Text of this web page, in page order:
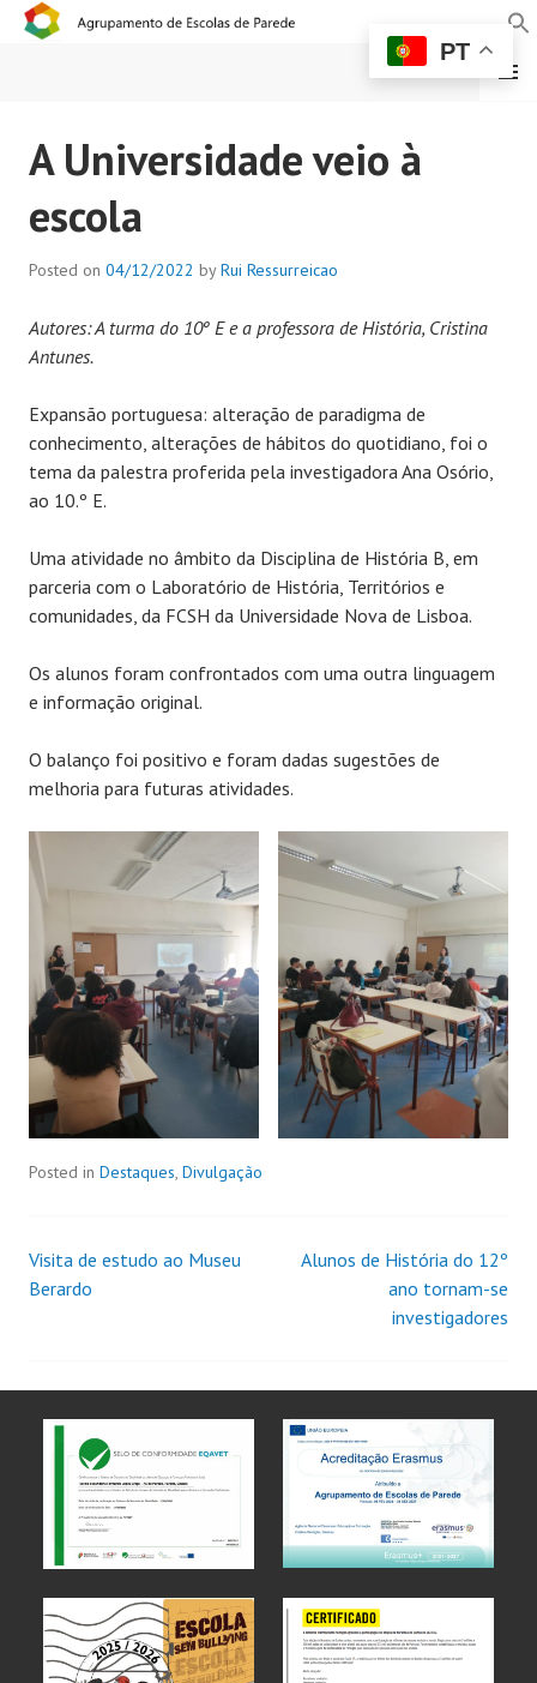
AGRUPAMENTO DE
ESCOLAS DE PAREDE
MENU
A Universidade veio à
escola
Posted on 04/12/2022 byRui Ressurreicao
Autores: A turma do 10º E e a professora de História, Cristina
Antunes.
Expansão portuguesa: alteração de paradigma de
conhecimento, alterações de hábitos do quotidiano, foi o
tema da palestra proferida pela investigadora Ana Osório,
ao 10.º E.
Uma atividade no âmbito da Disciplina de História B, em
parceria com o Laboratório de História, Territórios e
comunidades, da FCSH da Universidade Nova de Lisboa.
Os alunos foram confrontados com uma outra linguagem
e informação original.
O balanço foi positivo e foram dadas sugestões de
melhoria para futuras atividades.
Posted in Destaques, Divulgação
Visita de estudo ao Museu
Berardo
Alunos de História do 12º
ano tornam-se
investigadores
PT